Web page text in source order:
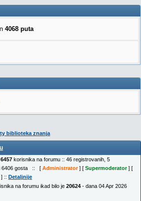
4068 puta
biblioteka znanja
6457 korisnika na forumu :: 46 registrovanih, 5
6406 gosta :: [ Administrator] [ Supermoderator] [
] :: Detaljnije
na forumu ikad bilo je 20624 - dana 04 Apr 2026